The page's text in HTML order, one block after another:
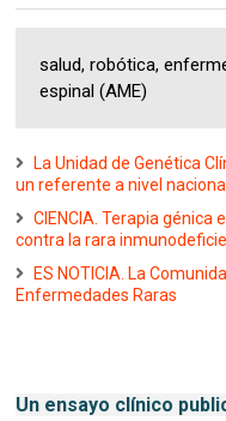
salud, robótica,
espinal (AME)
La Unidad de Genética
un referente a nivel nacional
CIENCIA. Terapia
contra la rara
ES NOTICIA. La
Enfermedades Raras
Un ensayo clínico